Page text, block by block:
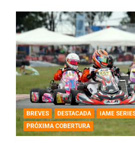
BREVES DESTACADA
IAME
PRÓXIMA COBERTURA